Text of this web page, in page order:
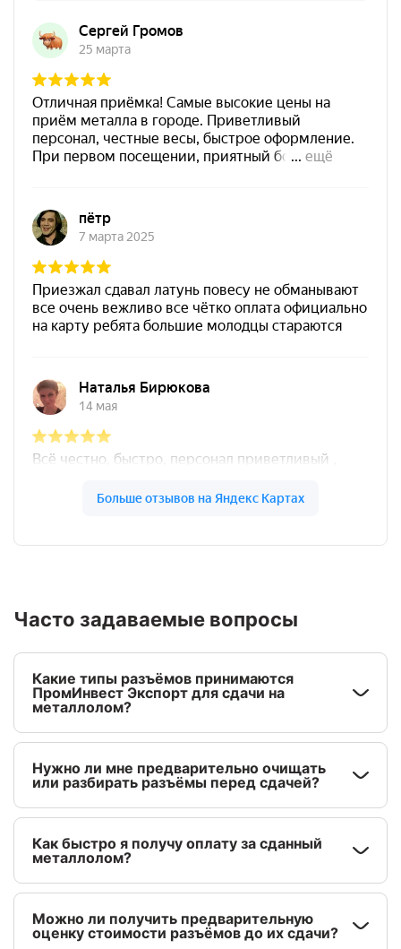
Часто задаваемые вопросы
Какие типы разъёмов принимаются
ПромИнвест Экспорт для сдачи на
металлолом?
Нужно ли мне предварительно очищать
или разбирать разъёмы перед сдачей?
Как быстро я получу оплату за сданный
металлолом?
Можно ли получить предварительную
оценку стоимости разъёмов до их сдачи?